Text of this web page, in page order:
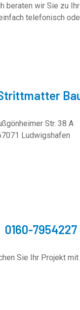
beraten wir Sie zu
telefonisch
Str. 38 A
Ludwigshafen
0160-7954227
Sie Ihr Projekt mit